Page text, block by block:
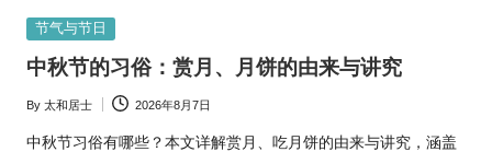
Posted
节气与节日
中秋节的习俗：赏月、月饼的由来与讲究
Posted
by
By 太和居士 2026年8月7日
中秋节习俗有哪些？本文详解赏月、吃月饼的由来与讲究，涵盖